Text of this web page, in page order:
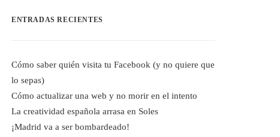
ENTRADAS RECIENTES
Cómo saber quién visita tu Facebook (y no quiere que
lo sepas)
Cómo actualizar una web y no morir en el intento
La creatividad española arrasa en Soles
¡Madrid va a ser bombardeado!